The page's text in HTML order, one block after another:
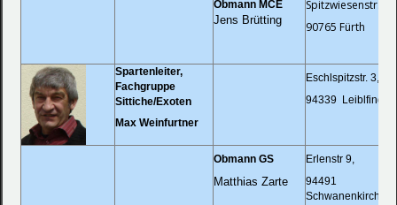
Obmann MCE
Jens Brütting
Spitzwiesenstr. 67,
90765 Fürth
Spartenleiter,
Fachgruppe
Sittiche/Exoten
Max Weinfurtner
Eschlspitzstr. 3,
94339 Leiblfing
Obmann GS
Matthias Zarte
Erlenstr 9,
94491
Schwanenkirchen